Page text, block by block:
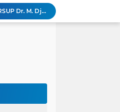
Tingkatkan Mutu Pelayanan, Pemko Pariaman Gandeng RSUP Dr. M. Djamil Padang